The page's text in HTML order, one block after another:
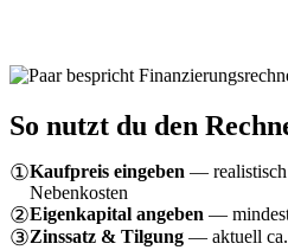
So nutzt du den
①Kaufpreis eingeben — realistisch
Nebenkosten
②Eigenkapital angeben —
③Zinssatz & Tilgung — aktuell